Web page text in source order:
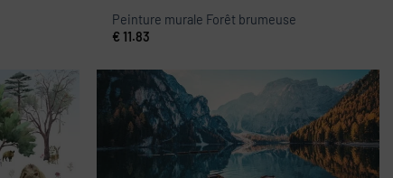
Peinture murale Forêt brumeuse
€ 11.83